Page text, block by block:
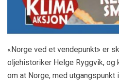
«Norge ved et vendepunkt» er
oljehistoriker Helge Ryggvik,
om at Norge, med utgangspunkt